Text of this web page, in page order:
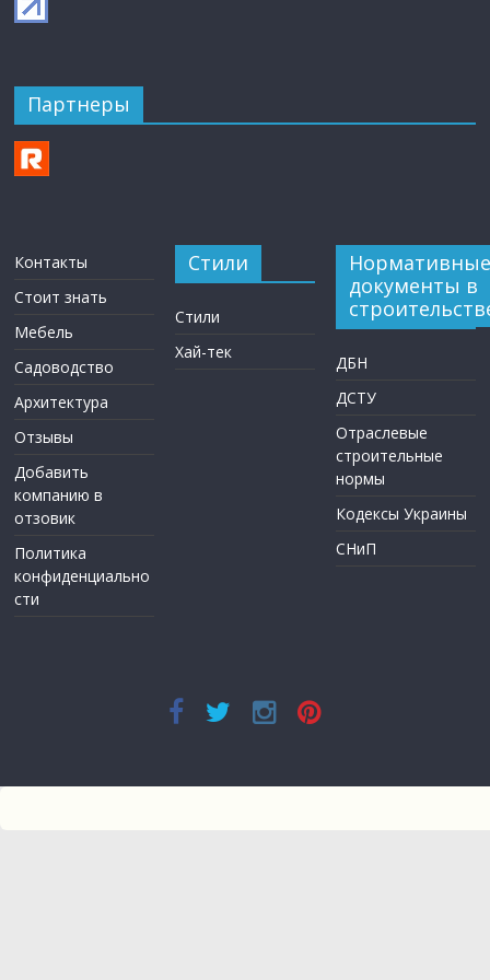
Партнеры
Контакты
Стоит знать
Мебель
Садоводство
Архитектура
Отзывы
Добавить
компанию в
отзовик
Политика
конфиденциально
сти
Стили
Стили
Хай-тек
Нормативные
документы в
ДБН
ДСТУ
Отраслевые
строительные
нормы
Кодексы Украины
СНиП